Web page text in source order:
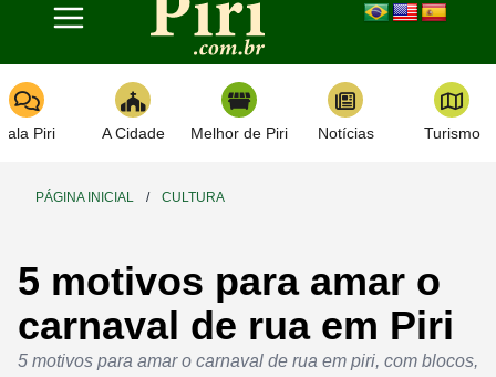
Toggle navigation
Piri A Cidade Melhor de Piri Notícias Turismo
PÁGINA INICIAL / CULTURA
5 motivos para amar o
carnaval de rua em Piri
5 motivos para amar o carnaval de rua em piri, com blocos,